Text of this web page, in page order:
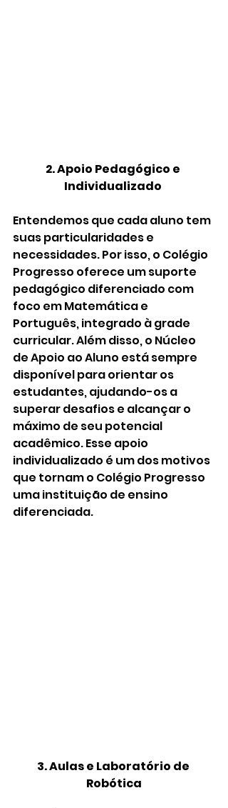
2. Apoio Pedagógico e
Individualizado
Entendemos que cada aluno tem
suas particularidades e
necessidades. Por isso, o Colégio
Progresso oferece um suporte
pedagógico diferenciado com
foco em Matemática e
Português, integrado à grade
curricular. Além disso, o Núcleo
de Apoio ao Aluno está sempre
disponível para orientar os
estudantes, ajudando-os a
superar desafios e alcançar o
máximo de seu potencial
acadêmico. Esse apoio
individualizado é um dos motivos
que tornam o Colégio Progresso
uma instituição de ensino
diferenciada.
3. Aulas e Laboratório de
Robótica